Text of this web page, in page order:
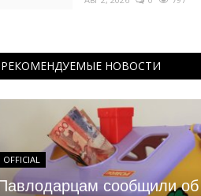
РЕКОМЕНДУЕМЫЕ НОВОСТИ
OFFICIAL
сообщили об